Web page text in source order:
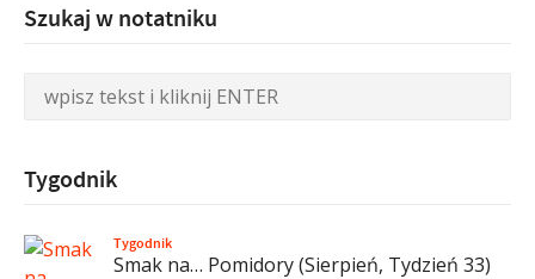
Szukaj w notatniku
Tygodnik
Tygodnik
Smak na… Pomidory (Sierpień, Tydzień 33)